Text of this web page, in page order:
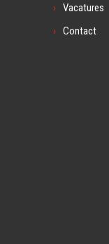
Vacatures
Contact